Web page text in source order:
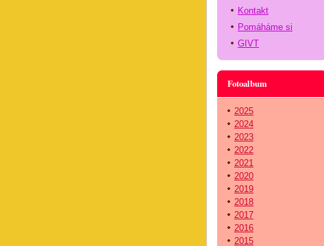
Kontakt
Pomáháme si
GIVT
Fotoalbum
2025
2024
2023
2022
2021
2020
2019
2018
2017
2016
2015